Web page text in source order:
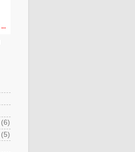
(6)
(5)